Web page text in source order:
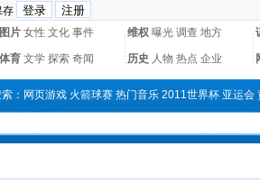
存
图片 女性 文化 事件 维权 曝光 调查 地方
体育 文学 探索 奇闻 历史 人物 热点 企业
： 网页游戏 火箭球赛 热门音乐 2011世界杯 亚运会